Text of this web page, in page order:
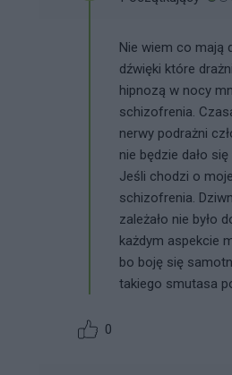
Nie wiem co mają
dźwięki które
hipnozą w nocy
schizofrenia.
nerwy podrażni
nie będzie dało
Jeśli chodzi o
schizofrenia.
zależało nie było
każdym aspekcie
bo boję się
takiego smutasa
0